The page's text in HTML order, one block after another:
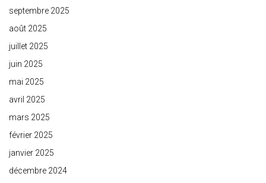
septembre 2025
août 2025
juillet 2025
juin 2025
mai 2025
avril 2025
mars 2025
février 2025
janvier 2025
décembre 2024